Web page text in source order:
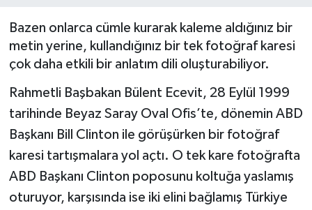
Bazen onlarca cümle kurarak kaleme aldığınız bir
metin yerine, kullandığınız bir tek fotoğraf karesi
çok daha etkili bir anlatım dili oluşturabiliyor.
Rahmetli Başbakan Bülent Ecevit, 28 Eylül 1999
tarihinde Beyaz Saray Oval Ofis’te, dönemin ABD
Başkanı Bill Clinton ile görüşürken bir fotoğraf
karesi tartışmalara yol açtı. O tek kare fotoğrafta
ABD Başkanı Clinton poposunu koltuğa yaslamış
oturuyor, karşısında ise iki elini bağlamış Türkiye